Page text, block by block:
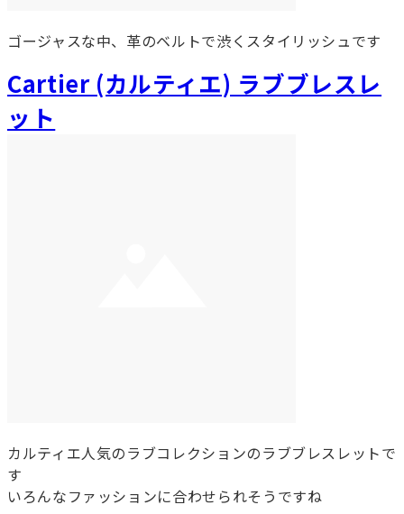
ゴージャスな中、革のベルトで渋くスタイリッシュです
Cartier (カルティエ) ラブブレスレ
ット
カルティエ人気のラブコレクションのラブブレスレットで
す
いろんなファッションに合わせられそうですね